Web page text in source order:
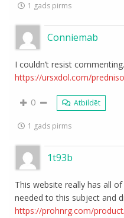
1 gads pirms
Conniemab
I couldn’t resist
https://ursxdol.com/
0 Atbildēt
1 gads pirms
1t93b
This website really has all
needed to this subject and
https://prohnrg.com/